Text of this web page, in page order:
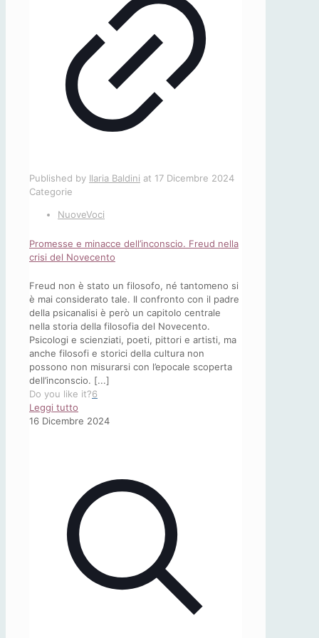
Published by Ilaria Baldini at 17 Dicembre 2024
Categorie
NuoveVoci
Promesse e minacce dell’inconscio. Freud nella
crisi del Novecento
Freud non è stato un filosofo, né tantomeno si
è mai considerato tale. Il confronto con il padre
della psicanalisi è però un capitolo centrale
nella storia della filosofia del Novecento.
Psicologi e scienziati, poeti, pittori e artisti, ma
anche filosofi e storici della cultura non
possono non misurarsi con l’epocale scoperta
dell’inconscio. [...]
Do you like it?6
Leggi tutto
Promesse
nella
crisi
del
Novecento
16 Dicembre 2024